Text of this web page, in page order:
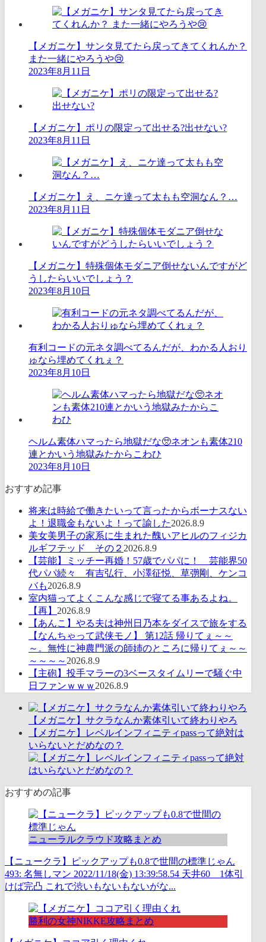
【メガニケ】サンタ見てたら戻ってきてくれんか？
また一緒にやろうや😢
2023年8月11日
【メガニケ】ポリの限定って出せる?出せない?
2023年8月11日
【メガニケ】え、ニケ達って太もも空洞なん？…
2023年8月11日
【メガニケ】特殊個体モダニア倒せないんですがど
うしたらいいでしょう？
2023年8月10日
有利コードの元ネタ調べてるんだが、わかる人おり
ゅなら埋めてくれぇ？
2023年8月10日
ヘルム素体ハマったら地獄だな🥺ネオンも素体210
連とかいう地獄みたからこわひ
2023年8月10日
おすすめ記事
将来は時給で働きたいって言ったからボーナスない
よ！退職金もないよ！って諭した2026.8.9
美女美男子の家系に生まれた醜いアヒルのフィジカ
ルギフテッド その２ 2026.8.9
【芸能】ミッチー再婚！57歳でパパに！ 芸能界50
代パパ続々 有吉弘行、小澤征悦、草彅剛、ケンコ
バも2026.8.9
室内猫ってよくこんな感じで寝てる事あるよね。
【再】 2026.8.9
【あんこ】やる夫は神州日乃本をダイスで旅をする
【なんちゃって武侠モノ】 第12話 帰りてぇ～～
～。無性に神農門派の師姉のところに帰りてぇ～～
～～～～ 2026.8.9
【主砲】投手マラーの3ベースタイムリーで騒ぐ中
日ファンｗｗｗ 2026.8.9
【メガニケ】サクラなんか素体引いて終わりやろ
【メガニケ】レベルインフィニティpassって絶対は
いらないとだめなの？
おすすめの記事
ニューラルクラウド攻略まとめ
【ニュークラ】ピックアップも0.8で世間の標準じゃん
493: 名無しマン 2022/11/18(金) 13:39:58.54 天井60 1体引
けば完凸 これで渋いもないもないがな...
勝利の女神NIKKE攻略まとめ